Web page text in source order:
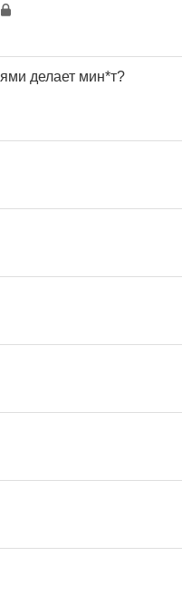
делает мин*т?